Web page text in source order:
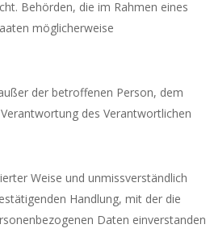
Behörden, die im Rahmen eines
möglicherweise
der betroffenen Person, dem
des Verantwortlichen
Weise und unmissverständlich
Handlung, mit der die
Daten einverstanden